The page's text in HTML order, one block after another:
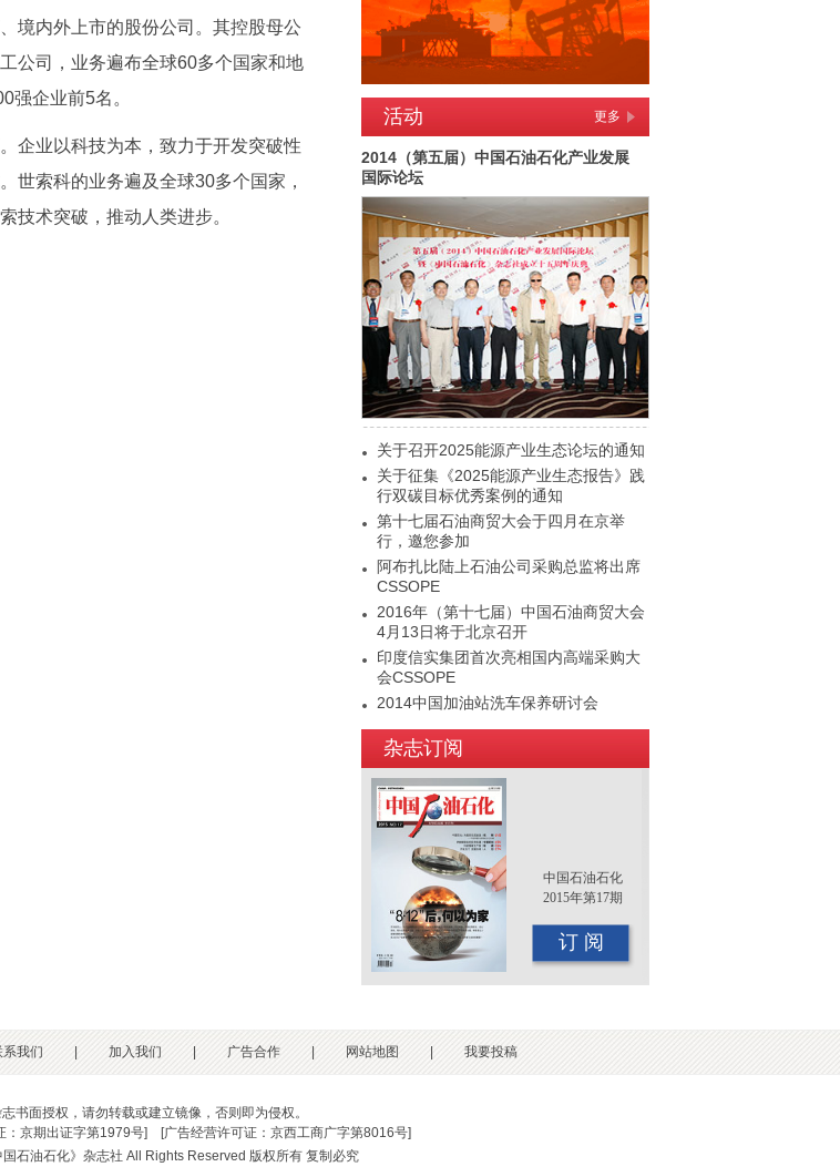
内外上市的股份公司。其控股母公
公司，业务遍布全球60多个国家和地
强企业前5名。
业以科技为本，致力于开发突破性
世索科的业务遍及全球30多个国家，
技术突破，推动人类进步。
活动 更多
2014（第五届）中国石油石化产业发展
国际论坛
关于召开2025能源产业生态论坛的通知
关于征集《2025能源产业生态报告》践
行双碳目标优秀案例的通知
第十七届石油商贸大会于四月在京举
行，邀您参加
阿布扎比陆上石油公司采购总监将出席
CSSOPE
2016年（第十七届）中国石油商贸大会
4月13日将于北京召开
印度信实集团首次亮相国内高端采购大
会CSSOPE
2014中国加油站洗车保养研讨会
2015年（第十二届）中国国际油品行业
年终大会即将召开
杂志订阅
中国石油石化
2015年第17期
订 阅
系我们 加入我们 广告合作 网站地图 我要投稿
书面授权，请勿转载或建立镜像，否则即为侵权。
：京期出证字第1979号] [广告经营许可证：京西工商广字第8016号]
石油石化》杂志社 All Rights Reserved 版权所有 复制必究